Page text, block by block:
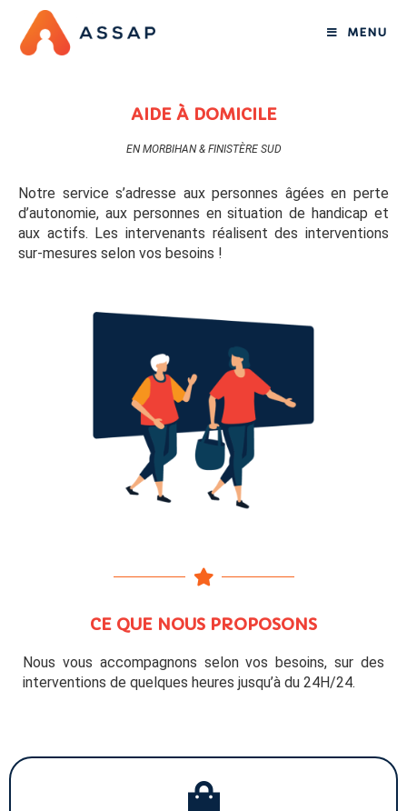
MENU
AIDE À DOMICILE
EN MORBIHAN & FINISTÈRE SUD
Notre service s’adresse aux personnes âgées en perte
d’autonomie, aux personnes en situation de handicap et
aux actifs. Les intervenants réalisent des interventions
sur-mesures selon vos besoins !
CE QUE NOUS PROPOSONS
Nous vous accompagnons selon vos besoins, sur des
interventions de quelques heures jusqu’à du 24H/24.